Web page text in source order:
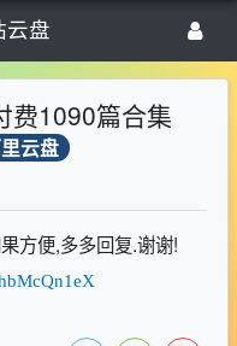
云盘
费1090篇合集
云盘
方便,多多回复.谢谢!